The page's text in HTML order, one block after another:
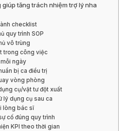
giúp tăng trách nhiệm trợ lý nha
checklist
quy trình SOP
vô trùng
trong công việc
ngày
bị ca điều trị
vòng phòng
cụ/vật tư đột xuất
lý dụng cụ sau ca
lòng bác sĩ
cố đúng quy trình
KPI theo thời gian